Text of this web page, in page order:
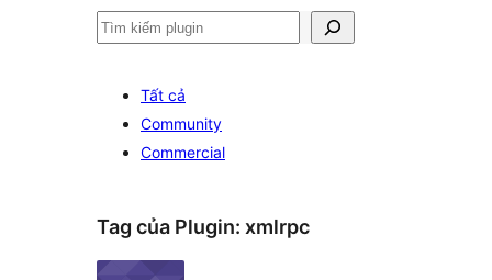
Tìm
Tất cả
Community
Commercial
Tag của Plugin: xmlrpc